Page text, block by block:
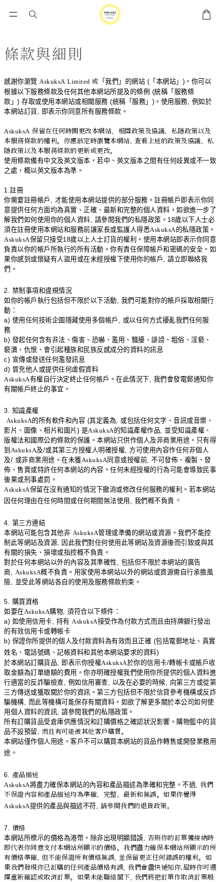
條款與細則
感謝你瀏覽 AskuksA Limited 或 「我們」 的網站 ( 「本網站」 ) 。你可以
根據以下服務條款及任何其他本網站所提及的條例 (統稱「服務條
款」 ) 存取或使用本網站或相關服務 (統稱「服務」 ) 。使用服務, 例如於
本網站訂貨, 即表示你同意所有服務條款。
AskuksA 保留在任何時間更改本網站、相關政策及協議、私隱政策以及
本服務條款的權利。你應該定時瀏覽本網站, 查看上述的政策及協議、私
隱政策以及本服務條款的更新或更改。
使用條款備有中文及英文版本，若中、英文版本之間有任何歧異或不一致
之處，概以英文版本為準。
1.註冊
你需要註冊帳戶 , 才能使用本網站提供的部分服務。註冊帳戶即表示你同
意提供任何方面均為真實、正確、最新和完整的個人資料。如欲進一步了
解我們如何使用你的個人資料, 請參閱我們的私隱政策。 18歲以下人士必
須在註冊使用本網站和服務前讓家長或監護人得悉AskuksA的私隱政策。
AskuksA保留只接受18歲以上人士訂貨的權利。使用本網站即表示你同意
負責以你的帳戶所執行的所有活動。你有責任保障帳戶和密碼的安全。如
果你感到或懷疑有人盜用或在未經授權下使用你的帳戶, 請立即聯絡我
們。
2. 禁制事項和違規情況
如你的帳戶執行包括但不限於以下活動, 我們可能對你的帳戶採取相關行
動：
a) 使用任何技術企圖隱藏使用多個帳戶 , 或以任何方式擾亂我們任何服
務
b) 發起任何含有非法、傷害、恐嚇、濫用、騷擾、誹謗、粗俗、淫褻、
褻瀆、仇恨、會引起種族和民族反感成分的資料的訊息
c) 宣傳或發送任何濫發訊息
d) 冒充他人或提供任何虛假資料
AskuksA有權自行決定終止任何帳戶。在此情況下 , 我們會發電郵通知你
有關帳戶終止的事宜。
3. 知識產權
AskuksA的所有軟件和內容 (其定義為, 或包括任何文字、音訊或音樂、
影片、圖像、相片和圖片 ) 是AskuksA的知識產權作品, 並受知識產權、
版權法和國際公約條款的保護。本網站只供作個人及非商業用途。只有得
到 AskuksA及/或其第三方授權人明確授權, 方可使用內容作任何非個人
及/ 或非商業用途。在未獲AskuksA同意或授權前, 不可發佈、複製、發
佈、售賣或特許任何本網站的內容。任何未經授權的行為可能會導致民事
後果或刑事處罰。
AskuksA保留在沒有通知的情況下撤消或修改任何服務的權利。若本網站
因任何理由在任何時間或任何期間無法使用 , 我們概不負責 。
4. 第三方連結
本網站可能包含其他非 AskuksA管理或準備的網站或資源。我們不能控
制此等網站及資源, 因此我們對任何使用此等網站及資源後而引致或與其
有關的損失、損壞或指控概不負責。
對於任何本網站以外的內容及其準確性, 包括但不限於本網站的廣告
商, AskuksA概不負責。用家使用本網站以外的網站或資源需自行承擔風
險, 並受此等網站各自的使用及服務條款約束。
5. 購買資格
如要在AskuksA購物, 須符合以下條件：
a) 如使用信用卡, 持有 AskuksA接受作為付款方式而且由持牌銀行發出
的有效信用卡或轉帳卡
b) 保證你所提供的個人及付款資料為有效而且正確 (包括電郵地址、真實
姓名、電話號碼、記帳資料和其他本網站要求的資料)
於本網站訂購貨品, 即表示你授權AskuksA於你的信用卡/轉帳卡或帳戶收
取金額為訂單總額的費用。你亦明確授權我們使用你所提供的個人資料進
行適當的反詐騙檢查, 例如信用審查, 以及在必要的時候, 向第三方或從第
三方傳送或獲取關於你的資訊。第三方包括但不限於信貸參考機構或反詐
騙機構, 而此等機構可能保存有關資料。如欲了解更多關於本公司如何使
用個人資料的資訊, 請參閱我們的私隱政策。
所有訂購貨品受倉庫供應情況和訂購價格之確認狀況影響。購物籃中的貨
品不設預留, 而且有可能被其他客戶購買。
本網站僅作個人用途。客戶不可以購買本網站的貨品作轉售或開發業務用
途。
6. 產品描述
AskuksA將盡力確保本網站的內容和產品描述為準確和完整。不過, 我們
不保證內容和產品描述均為準確、完整、最新和無誤。如果你覺得
AskuksA提供的產品與描述不符, 請參閱我們的退貨政策。
7. 價格
本網站所標示的價格為港幣。除非出現明顯錯誤, 否則你的訂單獲接納時
即代表你同意支付本網站所顯示的價格。我們盡力確保本網站所顯示的所
有價格準確, 但不能保證所有價格無誤, 並保留更正任何錯誤的權利。如
果我們發現你已訂購的任何產品價格有誤, 我們會盡快通知你, 屆時你可選
擇重新確認或取消訂單。如果未能聯絡閣下, 我們將把訂單作取消訂單般